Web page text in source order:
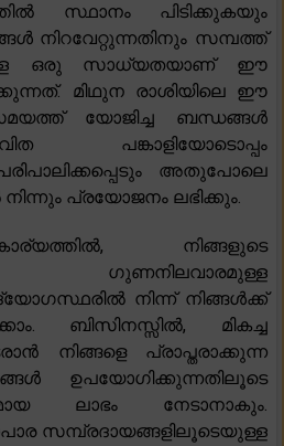
സ്ഥാനം പിടിക്കുകയും
നിറവേറ്റുന്നതിനും സമ്പത്ത്
ഒരു സാധ്യതയാണ് ഈ
മിഥുന രാശിയിലെ ഈ
യോജിച്ച ബന്ധങ്ങൾ
പങ്കാളിയോടൊപ്പം
അതുപോലെ
പ്രയോജനം ലഭിക്കും.
നിങ്ങളുടെ
ഗുണനിലവാരമുള്ള
നിന്ന് നിങ്ങൾക്ക്
ബിസിനസ്സിൽ, മികച്ച
നിങ്ങളെ പ്രാപ്തരാക്കുന്ന
ഉപയോഗിക്കുന്നതിലൂടെ
ലാഭം നേടാനാകും.
സമ്പ്രദായങ്ങളിലൂടെയുള്ള